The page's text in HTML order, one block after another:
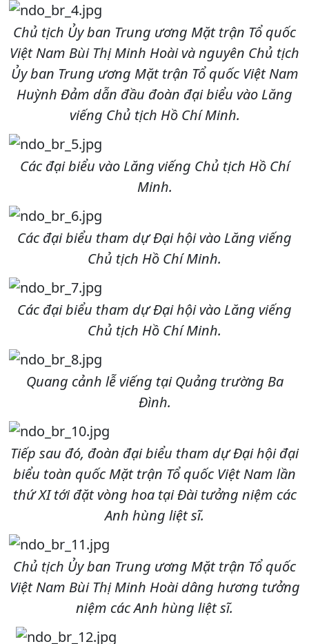
Chủ tịch Ủy ban Trung ương Mặt trận Tổ quốc
Việt Nam Bùi Thị Minh Hoài và nguyên Chủ tịch
Ủy ban Trung ương Mặt trận Tổ quốc Việt Nam
Huỳnh Đảm dẫn đầu đoàn đại biểu vào Lăng
viếng Chủ tịch Hồ Chí Minh.
Các đại biểu vào Lăng viếng Chủ tịch Hồ Chí
Minh.
Các đại biểu tham dự Đại hội vào Lăng viếng
Chủ tịch Hồ Chí Minh.
Các đại biểu tham dự Đại hội vào Lăng viếng
Chủ tịch Hồ Chí Minh.
Quang cảnh lễ viếng tại Quảng trường Ba
Đình.
Tiếp sau đó, đoàn đại biểu tham dự Đại hội đại
biểu toàn quốc Mặt trận Tổ quốc Việt Nam lần
thứ XI tới đặt vòng hoa tại Đài tưởng niệm các
Anh hùng liệt sĩ.
Chủ tịch Ủy ban Trung ương Mặt trận Tổ quốc
Việt Nam Bùi Thị Minh Hoài dâng hương tưởng
niệm các Anh hùng liệt sĩ.